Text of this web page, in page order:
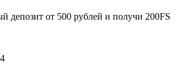
депозит от 500 рублей и получи 200FS